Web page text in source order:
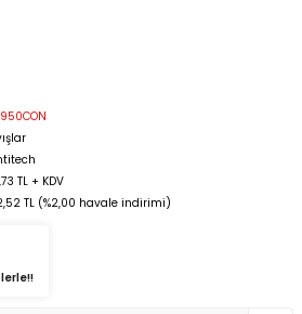
TL + KDV
TL (%2,00 havale indirimi)